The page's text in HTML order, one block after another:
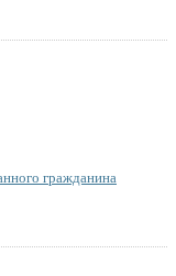
гражданина